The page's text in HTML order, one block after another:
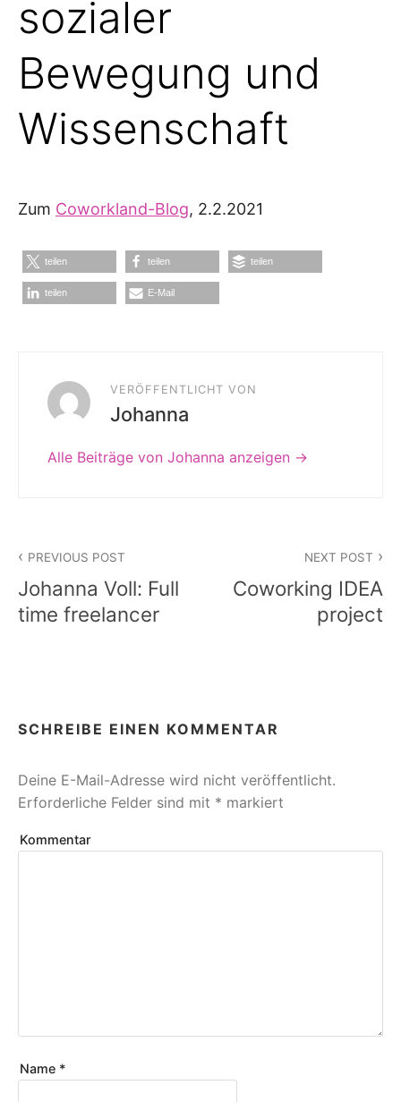
sozialer
Bewegung und
Wissenschaft
Zum Coworkland-Blog, 2.2.2021
teilen teilen teilen
teilen E-Mail
VERÖFFENTLICHT VON
Johanna
Alle Beiträge von Johanna anzeigen
PREVIOUS POST
Johanna Voll: Full
time freelancer
NEXT POST
Coworking IDEA
project
SCHREIBE EINEN KOMMENTAR
Deine E-Mail-Adresse wird nicht veröffentlicht.
Erforderliche Felder sind mit * markiert
Kommentar
Name *